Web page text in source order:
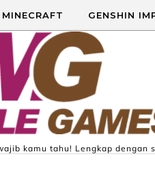
MINECRAFT GENSHIN
kamu tahu! Lengkap